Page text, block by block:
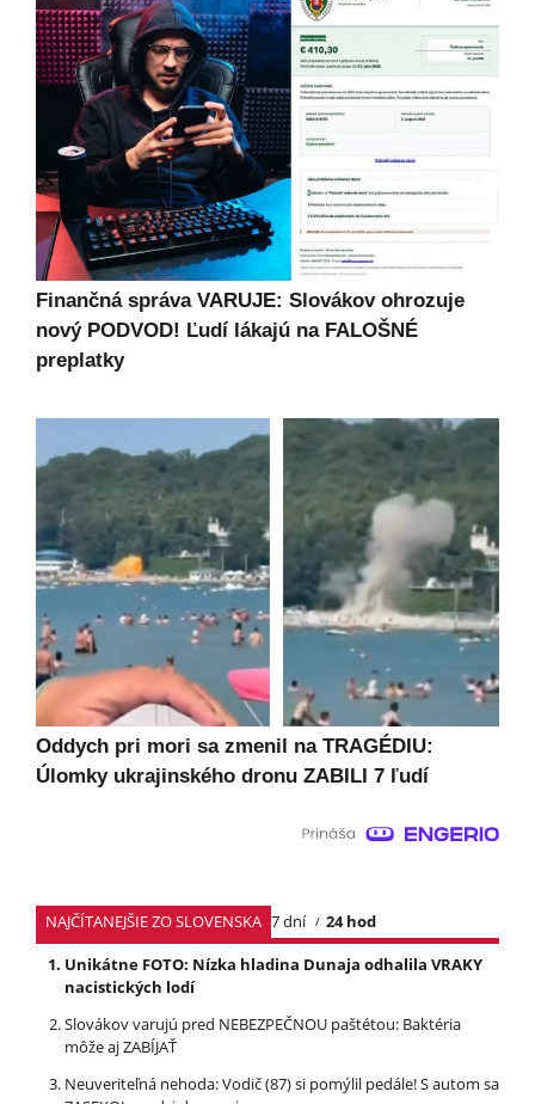
Finančná správa VARUJE: Slovákov ohrozuje
nový PODVOD! Ľudí lákajú na FALOŠNÉ
preplatky
Oddych pri mori sa zmenil na TRAGÉDIU:
Úlomky ukrajinského dronu ZABILI 7 ľudí
NAJČÍTANEJŠIE ZO SLOVENSKA 7 dní
24 hod
Unikátne FOTO: Nízka hladina Dunaja odhalila VRAKY
nacistických lodí
Slovákov varujú pred NEBEZPEČNOU paštétou: Baktéria
môže aj ZABÍJAŤ
Neuveriteľná nehoda: Vodič (87) si pomýlil pedále! S autom sa